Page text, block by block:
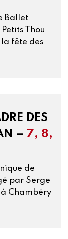
Ballet
Thou
la fête des
DES
– 7, 8,
de
par Serge
à Chambéry